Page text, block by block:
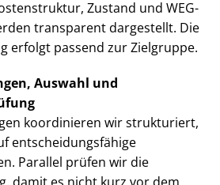
Zustand und WEG-
transparent dargestellt. Die
erfolgt passend zur Zielgruppe.
Auswahl und
koordinieren wir strukturiert,
ent­schei­dungs­fä­hi­ge
Parallel prüfen wir die